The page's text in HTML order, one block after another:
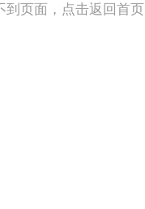
到页面，点击返回首页